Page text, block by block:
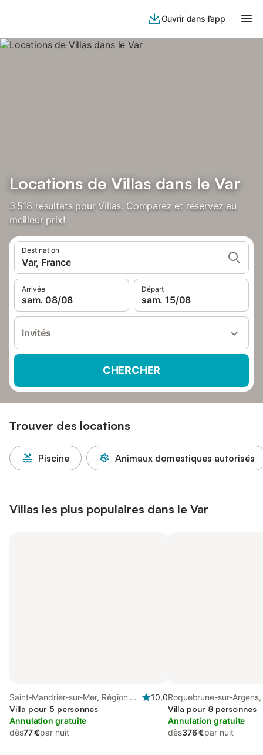
Ouvrir dans l’app
Locations de Villas dans le Var
3 518 résultats pour Villas. Comparez et réservez au
meilleur prix!
Destination
Var, France
Arrivée
sam. 08/08
Départ
sam. 15/08
Invités
CHERCHER
Trouver des locations
Piscine Animaux domestiques autorisés
Villas les plus populaires dans le Var
Saint-Mandrier-sur-Mer, Région de
Toulon
10,0
Villa pour 5 personnes
Annulation gratuite
dès77 €par nuit
Roquebrune-sur-
Draguignan
Villa pour 8 personnes
Annulation gratuite
dès376 €par nuit